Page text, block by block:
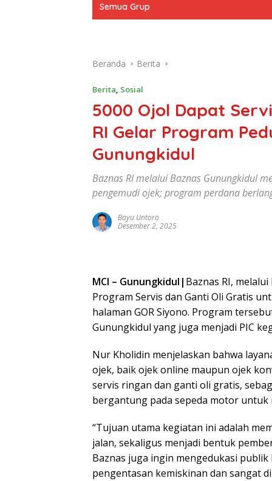
Semua Grup
Beranda Berita
Berita, Sosial
5000 Ojol Dapat
RI Gelar Program
Gunungkidul
Baznas RI melalui Baznas Gunungkidul
pengemudi ojek; program perdana
Bayu Untoro
Desember 2, 2025
MCI – Gunungkidul| Baznas RI,
Program Servis dan Ganti Oli Gratis
halaman GOR Siyono. Program
Gunungkidul yang juga menjadi PIC
Nur Kholidin menjelaskan bahwa
ojek, baik ojek online maupun ojek
servis ringan dan ganti oli gratis,
bergantung pada sepeda motor untuk
“Tujuan utama kegiatan ini adalah
jalan, sekaligus menjadi bentuk
Baznas juga ingin mengedukasi
pengentasan kemiskinan dan sangat